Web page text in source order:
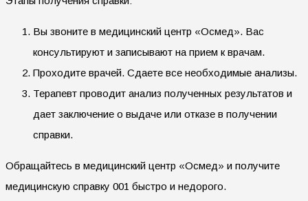
Вы звоните в медицинский центр «Осмед». Вас
консультируют и записывают на прием к врачам.
Проходите врачей. Сдаете все необходимые анализы.
Терапевт проводит анализ полученных результатов и
дает заключение о выдаче или отказе в получении
справки.
Обращайтесь в медицинский центр «Осмед» и получите
медицинскую справку 001 быстро и недорого.